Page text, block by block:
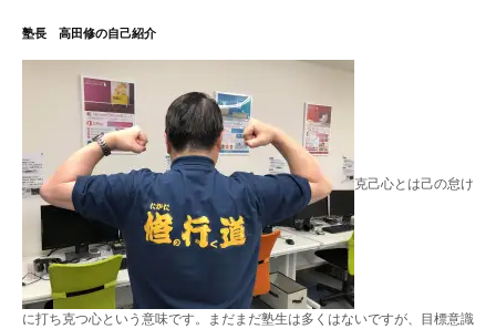
塾長 高田修の自己紹介
克己心とは己の怠け
に打ち克つ心という意味です。まだまだ塾生は多くはないですが、目標意識